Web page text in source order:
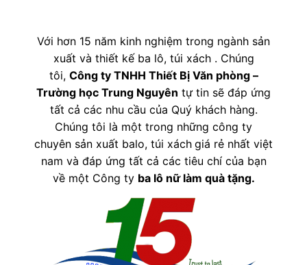
Với hơn 15 năm kinh nghiệm trong ngành sản
xuất và thiết kế ba lô, túi xách . Chúng
tôi, Công ty TNHH Thiết Bị Văn phòng –
Trường học Trung Nguyên tự tin sẽ đáp ứng
tất cả các nhu cầu của Quý khách hàng.
Chúng tôi là một trong những công ty
chuyên sản xuất balo, túi xách giá rẻ nhất việt
nam và đáp ứng tất cả các tiêu chí của bạn
về một Công ty ba lô nữ làm quà tặng.